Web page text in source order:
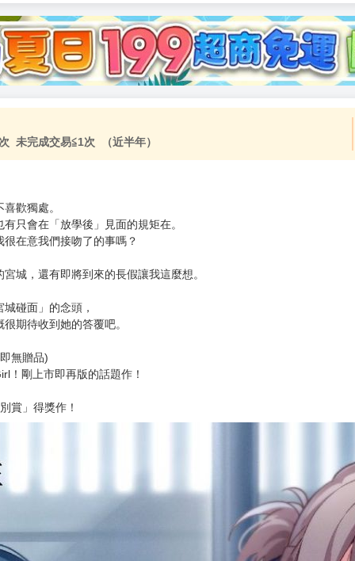
紙箱包裝》
未完成交易≦1次 （近半年）
喜歡獨處。
在意我們接吻了的事嗎？
碰面」的念頭，
期待收到她的答覆吧。
剛上市即再版的話題作！